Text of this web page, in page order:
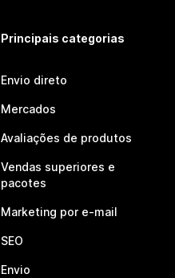
Principais categorias
Envio direto
Mercados
Avaliações de produtos
Vendas superiores e
pacotes
Marketing por e-mail
SEO
Envio